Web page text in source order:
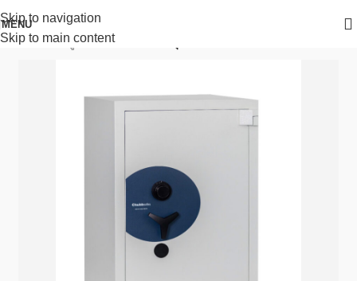
Skip to navigation
Skip to main content
MENU
หน้าหลัก ตู้เซฟ Chubbsafes